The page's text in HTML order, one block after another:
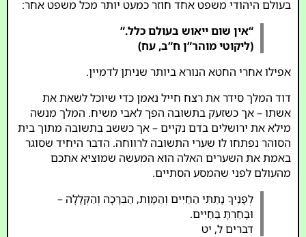
בעולם היהודי משפט אחד חוזר כמעט יותר מכל משפט אחר:
“אין שום ייאוש בעולם כלל.”
(ליקוטי מוהר”ן ח”ב, עח)
אפילו אחרי החטא הנורא ביותר שניתן לדמיין.
דוד המלך סידר את רצח חייל נאמן כדי שיוכל לשאת את
אשתו – אך כשזעק בתשובה הפך לאבי משיח. המלך מנשה
מילא את ירושלים בדם נקיים – אך כששב בתשובה מתוך בית
הסוהר נפתחו לו שערי התשובה לרווחה. הדבר היחיד שסוגר
באמת את השערים האלה הוא המעשה שמוציא אתכם
מהעולם לפני שהמסע הסתיים.
לְפָנֶיךָ נָתַתִּי הַחַיִּים וְהַמָּוֶת, הַבְּרָכָה וְהַקְּלָלָה –
וּבָחַרְתָּ בַּחַיִּים.
דברים ל, יט